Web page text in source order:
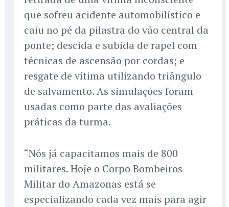
que sofreu acidente automobilístico e
caiu no pé da pilastra do vão central da
ponte; descida e subida de rapel com
técnicas de ascensão por cordas; e
resgate de vítima utilizando triângulo
de salvamento. As simulações foram
usadas como parte das avaliações
práticas da turma.
“Nós já capacitamos mais de 800
militares. Hoje o Corpo Bombeiros
Militar do Amazonas está se
especializando cada vez mais para agir